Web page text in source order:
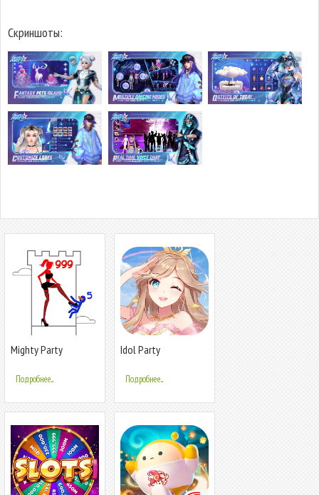
Скриншоты:
Mighty Party
Подробнее...
Idol Party
Подробнее...